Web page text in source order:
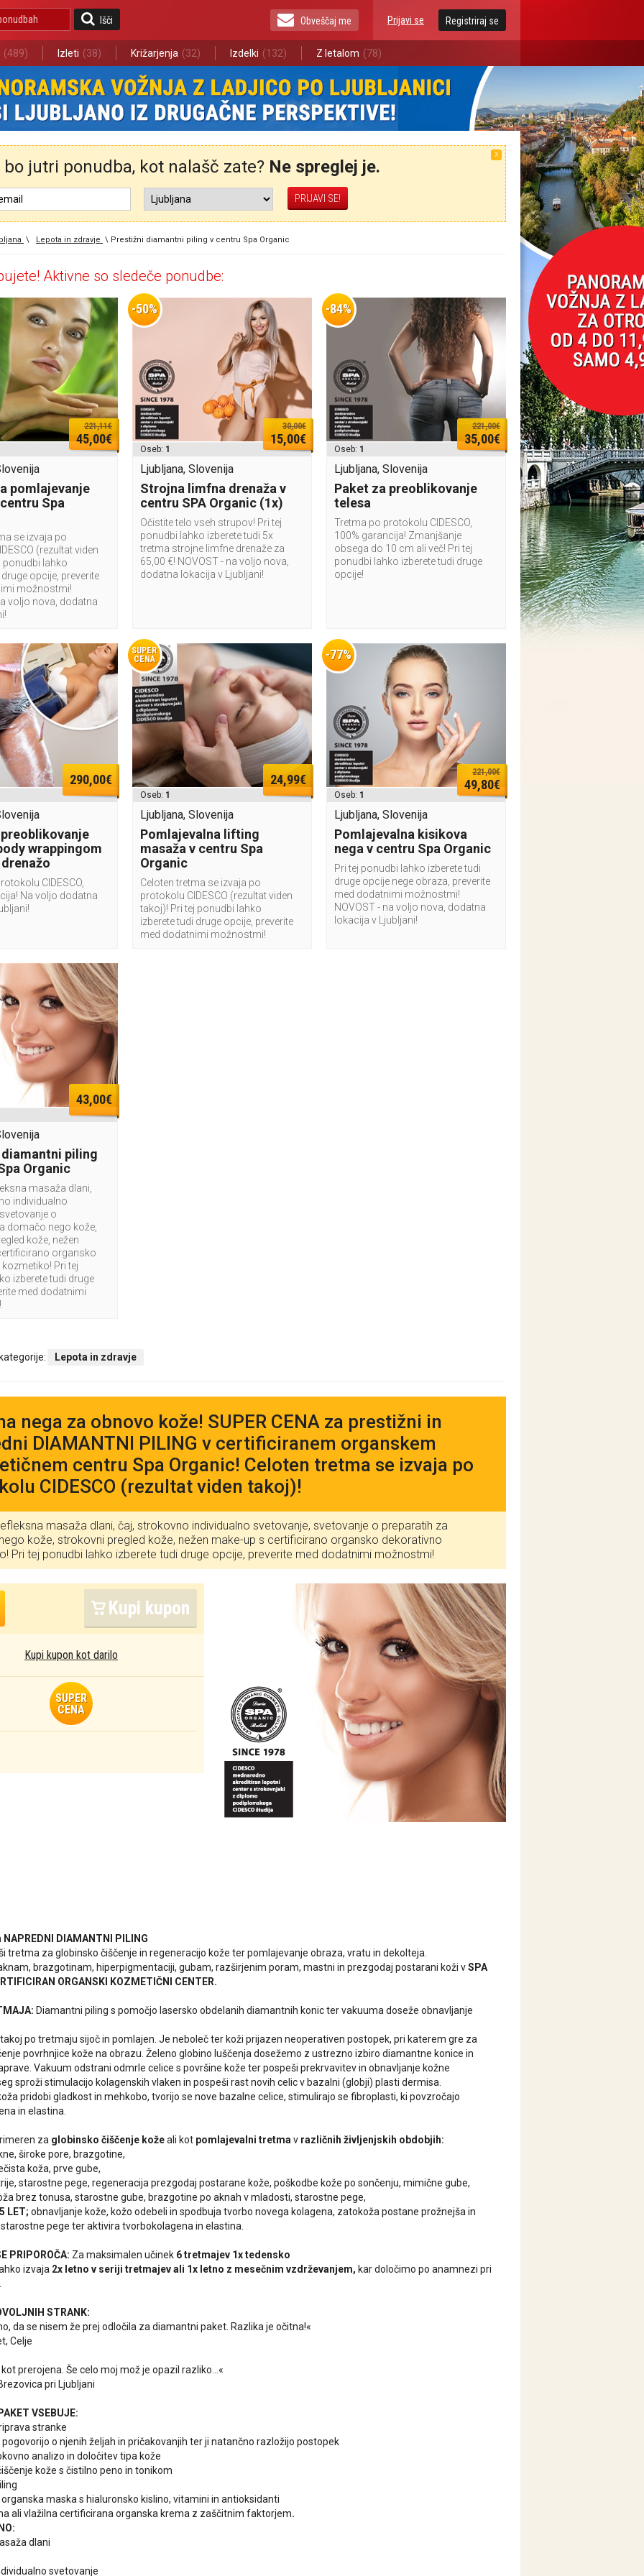
Išči Prijavi se Registriraj se
Obveščaj me
(489) Izleti (38) Križarjenja (32) Izdelki (132) Z letalom (78)
X
jutri ponudba, kot nalašč zate? Ne spreglej je.
\ Lepota in zdravje \ Prestižni diamantni piling v centru Spa Organic
Aktivne so sledeče ponudbe:
221,11€
45,00€
pomlajevanje
Spa
se izvaja po
(rezultat viden
ponudbi lahko
opcije, preverite
možnostmi!
voljo nova, dodatna
-50%
30,00€
15,00€
Oseb: 1
Ljubljana, Slovenija
Strojna limfna drenaža v
centru SPA Organic (1x)
Očistite telo vseh strupov! Pri tej
ponudbi lahko izberete tudi 5x
tretma strojne limfne drenaže za
65,00 €! NOVOST - na voljo nova,
dodatna lokacija v Ljubljani!
-84%
221,00€
35,00€
Oseb: 1
Ljubljana, Slovenija
Paket za preoblikovanje
telesa
Tretma po protokolu CIDESCO,
100% garancija! Zmanjšanje
obsega do 10 cm ali več! Pri tej
ponudbi lahko izberete tudi druge
opcije!
290,00€
wrappingom
CIDESCO,
Na voljo dodatna
SUPER
CENA
24,99€
Oseb: 1
Ljubljana, Slovenija
Pomlajevalna lifting
masaža v centru Spa
Organic
Celoten tretma se izvaja po
protokolu CIDESCO (rezultat viden
takoj)! Pri tej ponudbi lahko
izberete tudi druge opcije, preverite
med dodatnimi možnostmi!
-77%
221,00€
49,80€
Oseb: 1
Ljubljana, Slovenija
Pomlajevalna kisikova
nega v centru Spa Organic
Pri tej ponudbi lahko izberete tudi
druge opcije nege obraza, preverite
med dodatnimi možnostmi!
NOVOST - na voljo nova, dodatna
lokacija v Ljubljani!
43,00€
piling
Organic
masaža dlani,
individualno
o
domačo nego kože,
kože, nežen
organsko
Pri tej
izberete tudi druge
med dodatnimi
Lepota in zdravje
nega za obnovo kože! SUPER CENA za prestižni in
DIAMANTNI PILING v certificiranem organskem
centru Spa Organic! Celoten tretma se izvaja po
CIDESCO (rezultat viden takoj)!
masaža dlani, čaj, strokovno individualno svetovanje, svetovanje o preparatih za
kože, strokovni pregled kože, nežen make-up s certificirano organsko dekorativno
Pri tej ponudbi lahko izberete tudi druge opcije, preverite med dodatnimi možnostmi!
Kupi kupon
Kupi kupon kot darilo
SUPER
CENA
NAPREDNI DIAMANTNI PILING
tretma za globinsko čiščenje in regeneracijo kože ter pomlajevanje obraza, vratu in dekolteja.
brazgotinam, hiperpigmentaciji, gubam, razširjenim poram, mastni in prezgodaj postarani koži vSPA
ORGANSKI KOZMETIČNI CENTER.
Diamantni piling s pomočjo lasersko obdelanih diamantnih konic ter vakuuma doseže obnavljanje
po tretmaju sijoč in pomlajen. Je neboleč ter koži prijazen neoperativen postopek, pri katerem gre za
povrhnjice kože na obrazu. Želeno globino luščenja dosežemo z ustrezno izbiro diamantne konice in
Vakuum odstrani odmrle celice s površine kože ter pospeši prekrvavitev in obnavljanje kožne
sproži stimulacijo kolagenskih vlaken in pospeši rast novih celic v bazalni (globji) plasti dermisa.
pridobi gladkost in mehkobo, tvorijo se nove bazalne celice, stimulirajo se fibroplasti, ki povzročajo
in elastina.
za globinsko čiščenje kožeali kot pomlajevalni tretma v različnih življenjskih obdobjih:
široke pore, brazgotine,
koža, prve gube,
starostne pege, regeneracija prezgodaj postarane kože, poškodbe kože po sončenju, mimične gube,
brez tonusa, starostne gube, brazgotine po aknah v mladosti, starostne pege,
LET; obnavljanje kože, kožo odebeli in spodbuja tvorbo novega kolagena, zatokoža postane prožnejša in
pege ter aktivira tvorbokolagena in elastina.
PRIPOROČA: Za maksimalen učinek 6 tretmajev 1x tedensko
izvaja 2x letno v seriji tretmajev ali 1x letno z mesečnim vzdrževanjem, kar določimo po anamnezi pri
STRANK:
da se nisem že prej odločila za diamantni paket. Razlika je očitna!«
Celje
prerojena. Še celo moj mož je opazil razliko...«
pri Ljubljani
VSEBUJE:
stranke
o njenih željah in pričakovanjih ter ji natančno razložijo postopek
analizo in določitev tipa kože
kože s čistilno peno in tonikom
maska s hialuronsko kislino, vitamini in antioksidanti
ali vlažilna certificirana organska krema z zaščitnim faktorjem.
dlani
svetovanje